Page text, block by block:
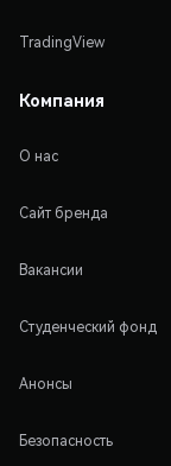
TradingView
Компания
О нас
Сайт бренда
Вакансии
Студенческий фонд
Анонсы
Безопасность